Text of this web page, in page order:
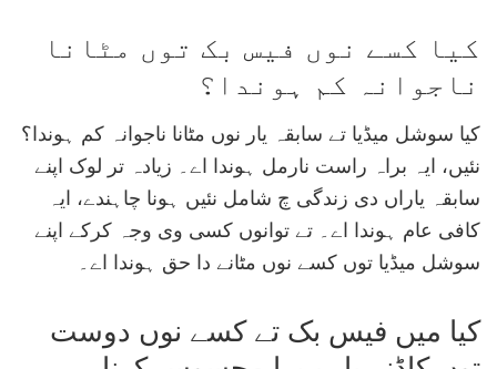
کیا کسے نوں فیس بک توں مٹانا
ناجوانہ کم ہوندا؟
کیا سوشل میڈیا تے سابقہ یار نوں مٹانا ناجوانہ کم ہوندا؟
نئیں، ایہ براہ راست نارمل ہوندا اے۔ زیادہ تر لوک اپنے
سابقہ یاراں دی زندگی چ شامل نئیں ہونا چاہندے، ایہ
کافی عام ہوندا اے۔ تے توانوں کسی وی وجہ کرکے اپنے
سوشل میڈیا توں کسے نوں مٹانے دا حق ہوندا اے۔
کیا میں فیس بک تے کسے نوں دوست